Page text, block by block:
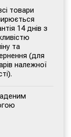
товари
14 днів з
та
(для
належної